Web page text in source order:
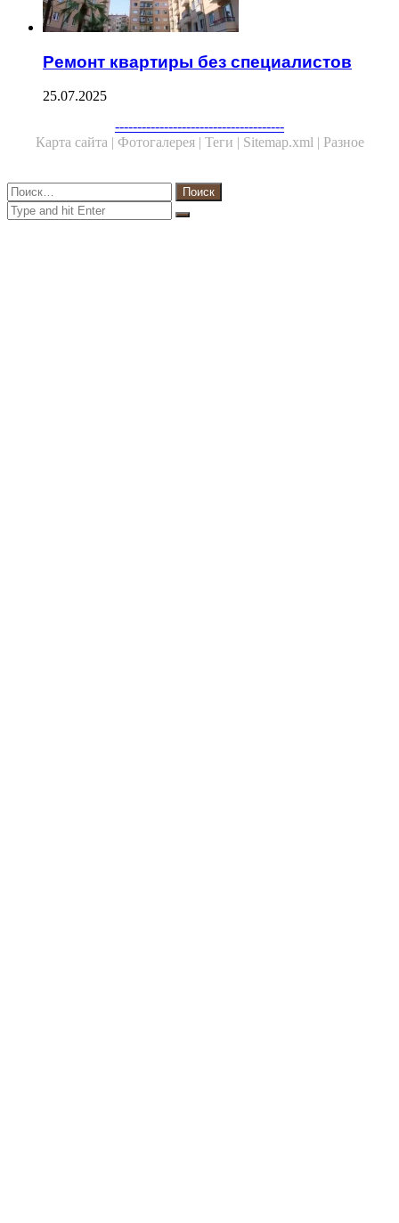
Ремонт квартиры без специалистов
25.07.2025
--------------------------------------
Карта сайта | Фотогалерея | Теги | Sitemap.xml | Разное
Close
Найти:
Close
Search